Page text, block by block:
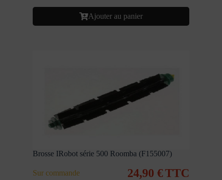
Ajouter au panier
Brosse IRobot série 500 Roomba (F155007)
Sur commande 24,90 €TTC